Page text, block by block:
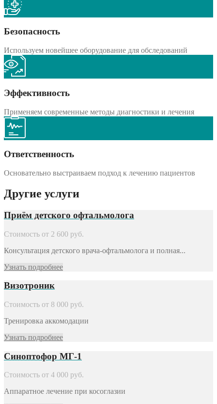
Безопасность
Используем новейшее оборудование для обследований
Эффективность
Применяем современные методы диагностики и лечения
Ответственность
Основательно выстраиваем подход к лечению пациентов
Другие услуги
Приём детского офтальмолога
Стоимость от 2 600 руб.
Консультация детского врача-офтальмолога и полная...
Узнать подробнее
Визотроник
Стоимость от 8 000 руб.
Тренировка аккомодации
Узнать подробнее
Синоптофор МГ-1
Стоимость от 4 000 руб.
Аппаратное лечение при косоглазии